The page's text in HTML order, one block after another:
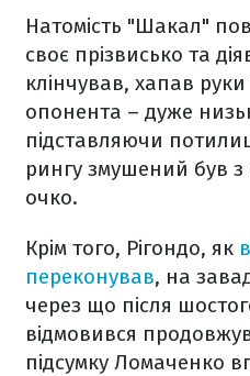
Натомість "Шакал"
своє прізвисько та
клінчував, хапав
опонента – дуже
підставляючи
рингу змушений був з
очко.
Крім того, Рігондо, як
переконував, на
через що після
відмовився
підсумку Ломаченко